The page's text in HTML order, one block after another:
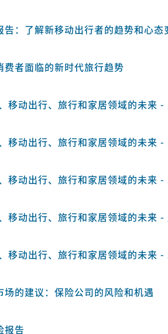
：了解新移动出行者的趋势和心态
者面临的新时代旅行趋势
移动出行、旅行和家居领域的未来 -
移动出行、旅行和家居领域的未来 -
移动出行、旅行和家居领域的未来
移动出行、旅行和家居领域的未来
移动出行、旅行和家居领域的未来
场的建议：保险公司的风险和机遇
报告